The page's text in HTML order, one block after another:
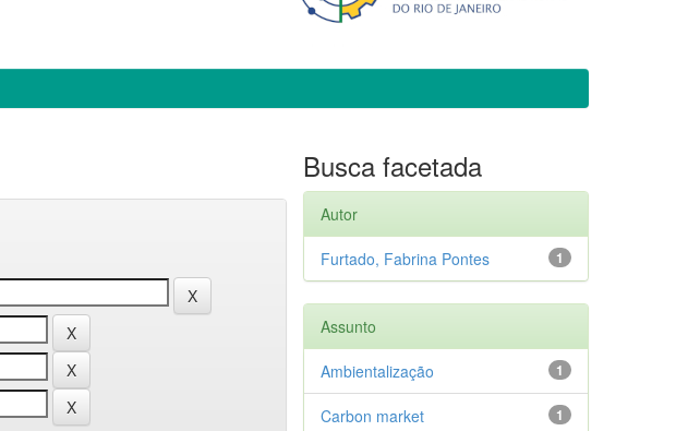
Busca facetada
Autor
1
Furtado, Fabrina Pontes
Assunto
1
Ambientalização
1
Carbon market